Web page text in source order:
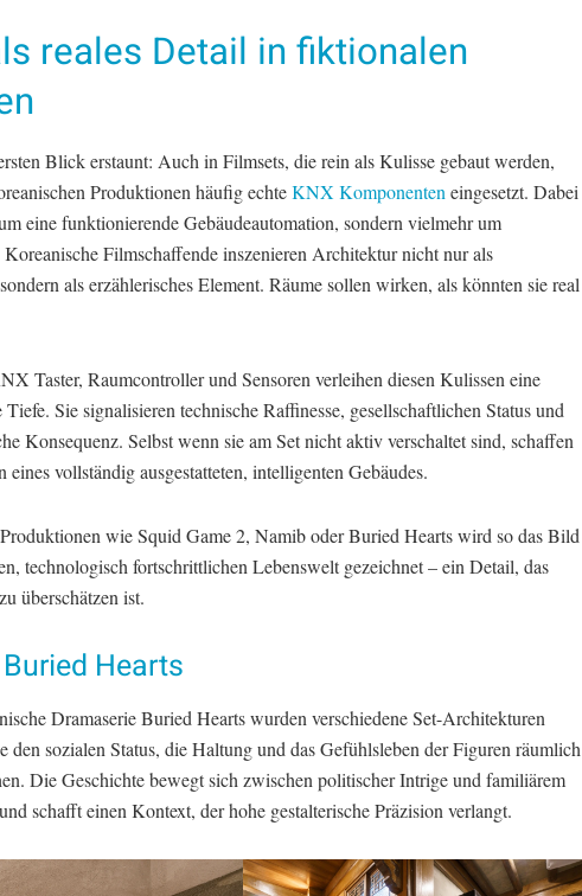
reales Detail in fiktionalen
Blick erstaunt: Auch in Filmsets, die rein als Kulisse gebaut werden,
Produktionen häufig echteKNX Komponenten eingesetzt. Dabei
eine funktionierende Gebäudeautomation, sondern vielmehr um
Filmschaffende inszenieren Architektur nicht nur als
als erzählerisches Element. Räume sollen wirken, als könnten sie real
Taster, Raumcontroller und Sensoren verleihen diesen Kulissen eine
Sie signalisieren technische Raffinesse, gesellschaftlichen Status und
Konsequenz. Selbst wenn sie am Set nicht aktiv verschaltet sind, schaffen
eines vollständig ausgestatteten, intelligenten Gebäudes.
wie Squid Game 2, Namib oder Buried Hearts wird so das Bild
technologisch fortschrittlichen Lebenswelt gezeichnet – ein Detail, das
überschätzen ist.
Hearts
Dramaserie Buried Hearts wurden verschiedene Set-Architekturen
den sozialen Status, die Haltung und das Gefühlsleben der Figuren räumlich
Die Geschichte bewegt sich zwischen politischer Intrige und familiärem
schafft einen Kontext, der hohe gestalterische Präzision verlangt.